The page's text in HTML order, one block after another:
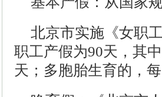
北京市实施《女职
职工产假为90天，其
天；多胞胎生育的，